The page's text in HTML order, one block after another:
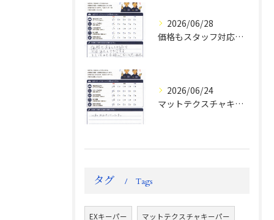
2026/06/28
価格もスタッフ対応も大変満足！ランドクルーザーFJお客様の声
2026/06/24
マットテクスチャキーパー施工後のお客様の声
タグ Tags
EXキーパー マットテクスチャキーパー